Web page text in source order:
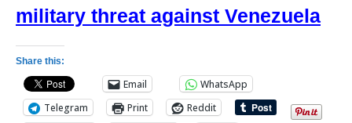
military threat against Venezuela
Share this:
Email
WhatsApp
Telegram
Print
Reddit